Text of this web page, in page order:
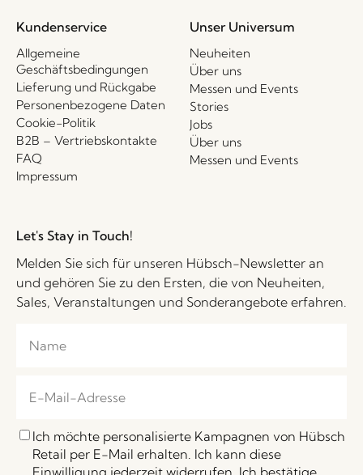
Kundenservice
Allgemeine
Geschäftsbedingungen
Lieferung und Rückgabe
Personenbezogene Daten
Cookie-Politik
B2B – Vertriebskontakte
FAQ
Impressum
Unser Universum
Neuheiten
Über uns
Messen und Events
Stories
Jobs
Über uns
Messen und Events
Let's Stay in Touch!
Melden Sie sich für unseren Hübsch-Newsletter an
und gehören Sie zu den Ersten, die von Neuheiten,
Sales, Veranstaltungen und Sonderangebote erfahren.
Ich möchte personalisierte Kampagnen von Hübsch
Retail per E-Mail erhalten. Ich kann diese
Einwilligung jederzeit widerrufen. Ich bestätige,